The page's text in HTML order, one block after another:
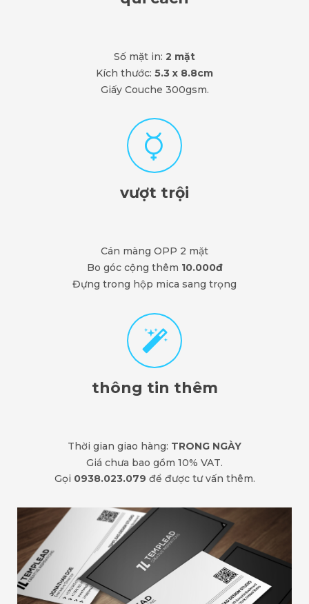
Số mặt in: 2 mặt
Kích thước: 5.3 x 8.8cm
Giấy Couche 300gsm.
vượt trội
Cán màng OPP 2 mặt
Bo góc cộng thêm 10.000đ
Đựng trong hộp mica sang trọng
thông tin thêm
Thời gian giao hàng: TRONG NGÀY
Giá chưa bao gồm 10% VAT.
Gọi 0938.023.079 để được tư vấn thêm.